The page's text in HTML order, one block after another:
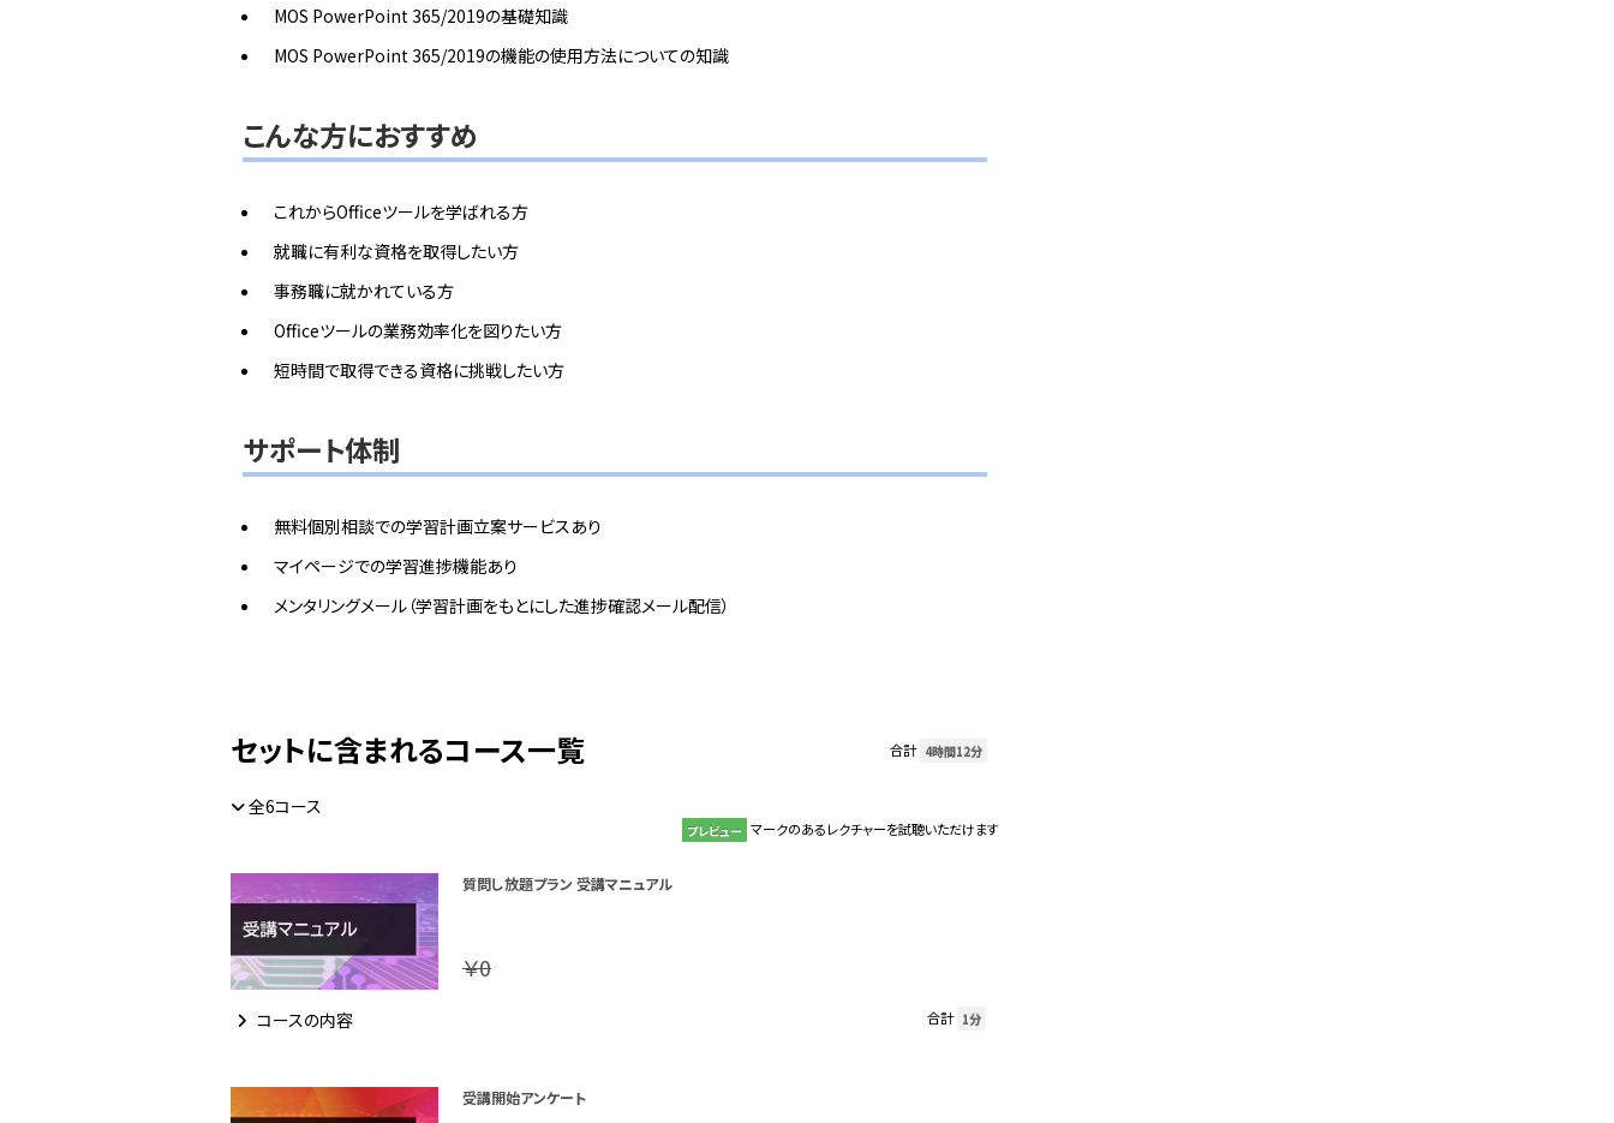
MOS PowerPoint 365/2019の基礎知識
MOS PowerPoint 365/2019の機能の使用方法についての知識
こんな方におすすめ
これからOfficeツールを学ばれる方
就職に有利な資格を取得したい方
事務職に就かれている方
Officeツールの業務効率化を図りたい方
短時間で取得できる資格に挑戦したい方
サポート体制
無料個別相談での学習計画立案サービスあり
マイページでの学習進捗機能あり
メンタリングメール（学習計画をもとにした進捗確認メール配信）
セットに含まれるコース一覧 合計 4時間12分
全6コース
プレビュー マークのあるレクチャーを試聴いただけます
質問し放題プラン 受講マニュアル
￥0
コースの内容 合計 1分
受講開始アンケート